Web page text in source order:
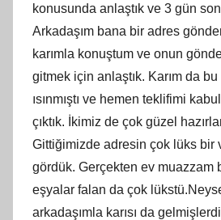
konusunda anlaştık ve 3 gün
Arkadaşım bana bir adres
karımla konuştum ve onun
gitmek için anlaştık. Karım da
ısınmıştı ve hemen teklifimi
çıktık. İkimiz de çok güzel
Gittiğimizde adresin çok lüks bir
gördük. Gerçekten ev muazzam
eşyalar falan da çok
arkadaşımla karısı da